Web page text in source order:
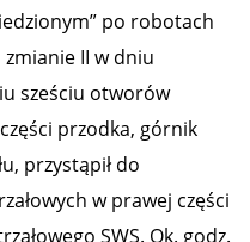
po robotach
II w dniu
sześciu otworów
przodka, górnik
przystąpił do
w prawej części
SWS. Ok. godz.